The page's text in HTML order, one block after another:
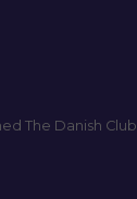
The Danish Club